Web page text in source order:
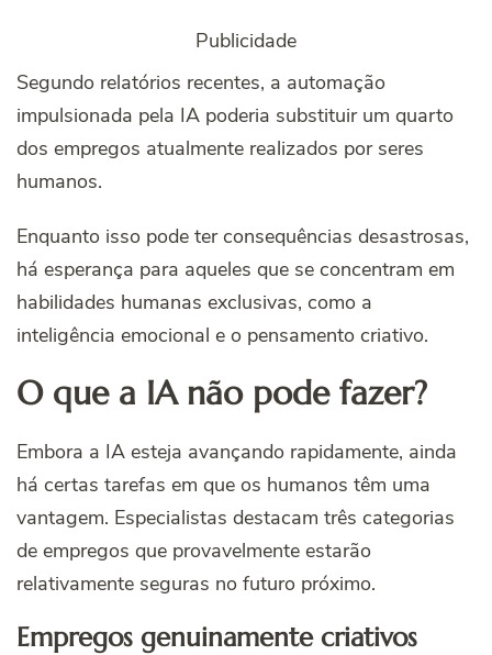
Publicidade
Segundo relatórios recentes, a automação
impulsionada pela IA poderia substituir um quarto
dos empregos atualmente realizados por seres
humanos.
Enquanto isso pode ter consequências desastrosas,
há esperança para aqueles que se concentram em
habilidades humanas exclusivas, como a
inteligência emocional e o pensamento criativo.
O que a IA não pode fazer?
Embora a IA esteja avançando rapidamente, ainda
há certas tarefas em que os humanos têm uma
vantagem. Especialistas destacam três categorias
de empregos que provavelmente estarão
relativamente seguras no futuro próximo.
Empregos genuinamente criativos